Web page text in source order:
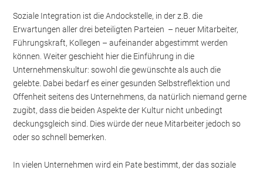
Soziale Integration ist die Andockstelle, in der z.B. die
Erwartungen aller drei beteiligten Parteien – neuer Mitarbeiter,
Führungskraft, Kollegen – aufeinander abgestimmt werden
können. Weiter geschieht hier die Einführung in die
Unternehmenskultur: sowohl die gewünschte als auch die
gelebte. Dabei bedarf es einer gesunden Selbstreflektion und
Offenheit seitens des Unternehmens, da natürlich niemand gerne
zugibt, dass die beiden Aspekte der Kultur nicht unbedingt
deckungsgleich sind. Dies würde der neue Mitarbeiter jedoch so
oder so schnell bemerken.
In vielen Unternehmen wird ein Pate bestimmt, der das soziale